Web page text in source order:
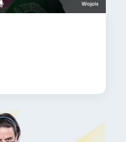
Wojciech Mann,